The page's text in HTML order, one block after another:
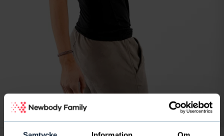
Bild
av
/7